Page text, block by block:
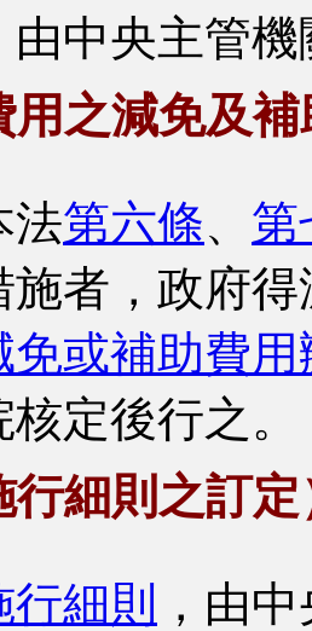
由中央主管
用之減免及
法第六條、 第
施者，政府
免或補助費用
定後行之。
行細則之訂定
行細則
，由